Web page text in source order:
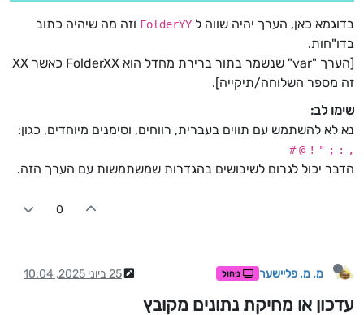
בדוגמא כאן, הערך יהיה שווה ל FolderYY וזה מה שיהיה כתוב
בדו"חות.
[הערך "var" שנשמר בתור ברירת מחדל הוא FolderXX כאשר XX
זה מספר השלוחה/תיקייה].
שימו לב:
נא לא להשתמש עם תווים בעברית, רווחים, וסימנים מיוחדים, כגון:
,
:
;
"
!
@
#
הדבר יכול לגרום לשיבושים בהגדרות שמשתמשות עם הערך הזה.
0
מ. מ. פליישער ניהול 25 ביוני 2025, 10:04
עדכון או מחיקת נתונים מקובץ